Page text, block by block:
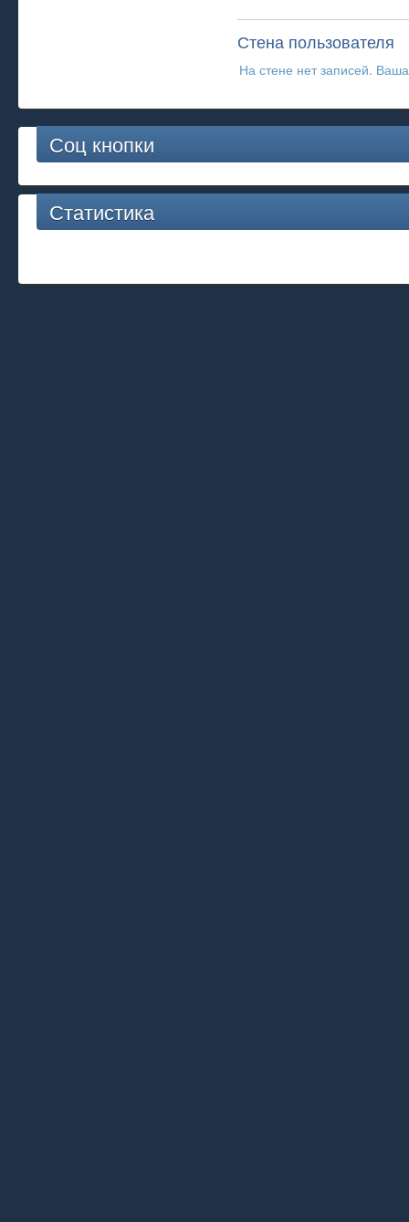
Стена пользователя
На стене нет записей.
Соц кнопки
Статистика